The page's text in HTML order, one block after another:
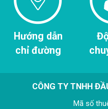
Hướng dẫn
chỉ đường
CÔNG TY TNHH
Mã số